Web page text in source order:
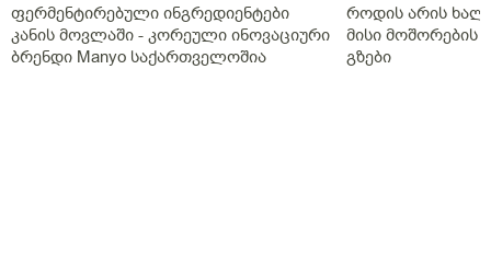
ფერმენტირებული ინგრედიენტები
კანის მოვლაში - კორეული ინოვაციური
ბრენდი Manyo საქართველოშია
როდის არის
მისი მოშორების
გზები